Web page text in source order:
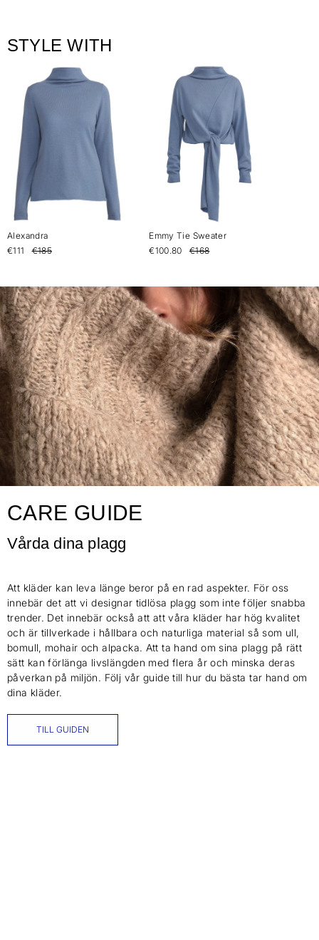
STYLE WITH
Alexandra
€111
€185
Emmy Tie Sweater
€100.80
€168
CARE GUIDE
Vårda dina plagg
Att kläder kan leva länge beror på en rad aspekter. För oss
innebär det att vi designar tidlösa plagg som inte följer snabba
trender. Det innebär också att att våra kläder har hög kvalitet
och är tillverkade i hållbara och naturliga material så som ull,
bomull, mohair och alpacka. Att ta hand om sina plagg på rätt
sätt kan förlänga livslängden med flera år och minska deras
påverkan på miljön. Följ vår guide till hur du bästa tar hand om
dina kläder.
TILL GUIDEN